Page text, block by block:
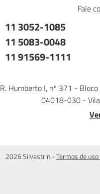
Fale
11 3052-1085
11 5083-0048
11 91569-1111
R. Humberto I, nº 371 -
04018-030 - Vila
2026 Silvestrin -Termos de